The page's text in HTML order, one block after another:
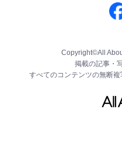
Copyright©All
掲載の記事・
すべてのコンテンツの無断複